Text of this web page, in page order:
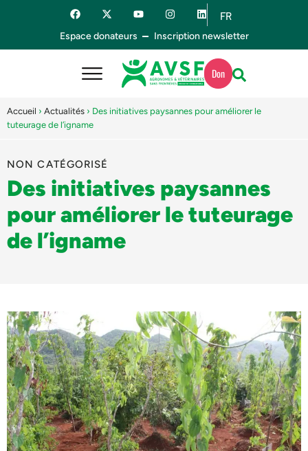
FR
ES
Espace donateurs Inscription newsletter
Don
Accueil › Actualités › Des initiatives paysannes pour améliorer le
tuteurage de l’igname
NON CATÉGORISÉ
Des initiatives paysannes
pour améliorer le tuteurage
de l’igname